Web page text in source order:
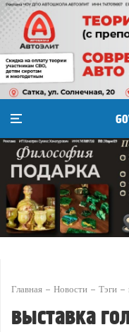
Главная Новости Тэги
выставка